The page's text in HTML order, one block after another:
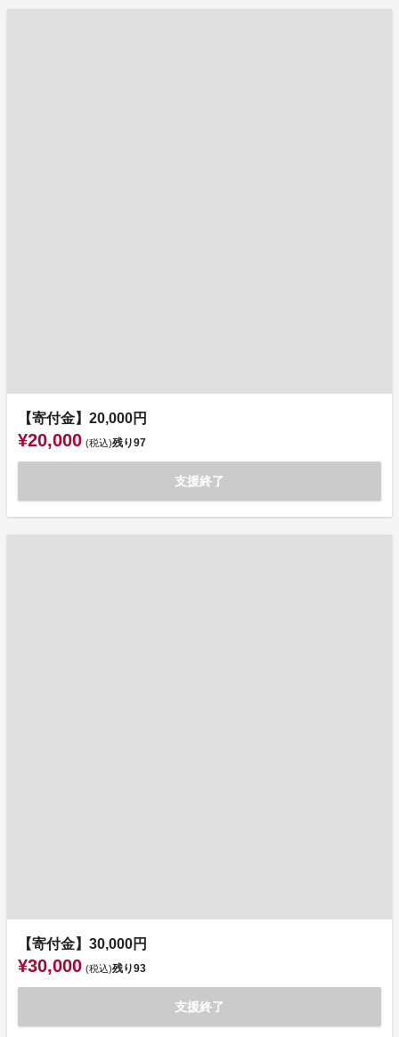
【寄付金】20,000円
¥20,000 (税込)残り97
支援終了
【寄付金】30,000円
¥30,000 (税込)残り93
支援終了